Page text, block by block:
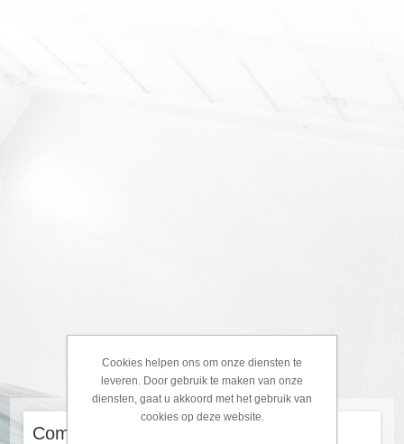
Company info
Cookies helpen ons om onze diensten te
leveren. Door gebruik te maken van onze
diensten, gaat u akkoord met het gebruik van
cookies op deze website.